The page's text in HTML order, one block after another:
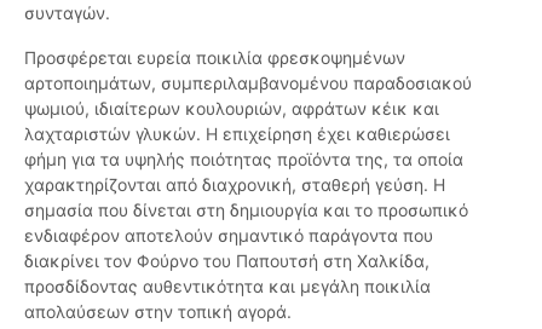
συνταγών.
Προσφέρεται ευρεία ποικιλία φρεσκοψημένων
αρτοποιημάτων, συμπεριλαμβανομένου παραδοσιακού
ψωμιού, ιδιαίτερων κουλουριών, αφράτων κέικ και
λαχταριστών γλυκών. Η επιχείρηση έχει καθιερώσει
φήμη για τα υψηλής ποιότητας προϊόντα της, τα οποία
χαρακτηρίζονται από διαχρονική, σταθερή γεύση. Η
σημασία που δίνεται στη δημιουργία και το προσωπικό
ενδιαφέρον αποτελούν σημαντικό παράγοντα που
διακρίνει τον Φούρνο του Παπουτσή στη Χαλκίδα,
προσδίδοντας αυθεντικότητα και μεγάλη ποικιλία
απολαύσεων στην τοπική αγορά.